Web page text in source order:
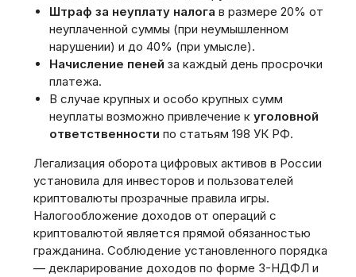
Штраф за неуплату налога в размере 20% от
неуплаченной суммы (при неумышленном
нарушении) и до 40% (при умысле).
Начисление пеней за каждый день просрочки
платежа.
В случае крупных и особо крупных сумм
неуплаты возможно привлечение к уголовной
ответственности по статьям 198 УК РФ.
Легализация оборота цифровых активов в России
установила для инвесторов и пользователей
криптовалюты прозрачные правила игры.
Налогообложение доходов от операций с
криптовалютой является прямой обязанностью
гражданина. Соблюдение установленного порядка
— декларирование доходов по форме 3-НДФЛ и